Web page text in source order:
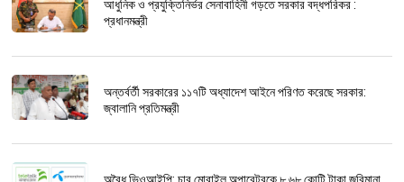
আধুনিক ও প্রযুক্তিনির্ভর সেনাবাহিনী গড়তে সরকার বদ্ধপরিকর :
প্রধানমন্ত্রী
অন্তর্বর্তী সরকারের ১১৭টি অধ্যাদেশ আইনে পরিণত করেছে সরকার:
জ্বালানি প্রতিমন্ত্রী